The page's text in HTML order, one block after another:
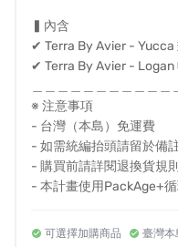
採用Ecoya® 環保
▍內含
✔ Terra By Avier - Yucca
✔ Terra By Avier - Logan
※ 注意事項
- 台灣（本島）免運費
- 如需統編抬頭請留於備
- 購買前請詳閱退換貨規則
- 本計畫使用PackAge+
可選擇加購商品 臺灣本